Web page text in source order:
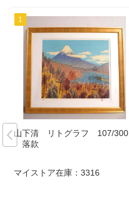
山下清 リトグラフ 107/300
落款
マイストア在庫： 3316